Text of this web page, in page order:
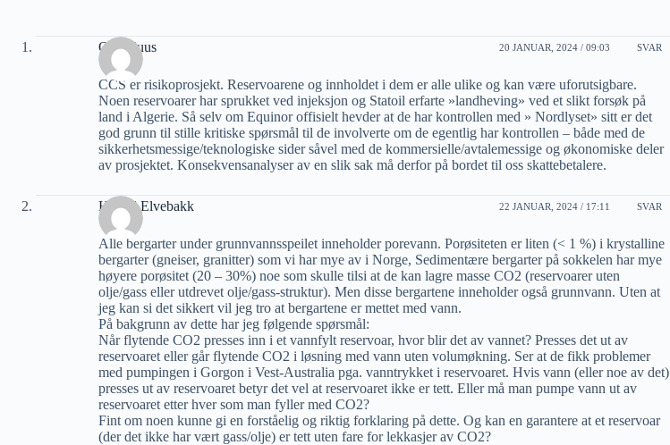
Ove Huus 20 JANUAR, 2024 / 09:03 SVAR
CCS er risikoprosjekt. Reservoarene og innholdet i dem er alle ulike og kan være uforutsigbare.
Noen reservoarer har sprukket ved injeksjon og Statoil erfarte »landheving» ved et slikt forsøk på
land i Algerie. Så selv om Equinor offisielt hevder at de har kontrollen med » Nordlyset» sitt er det
god grunn til stille kritiske spørsmål til de involverte om de egentlig har kontrollen – både med de
sikkerhetsmessige/teknologiske sider såvel med de kommersielle/avtalemessige og økonomiske deler
av prosjektet. Konsekvensanalyser av en slik sak må derfor på bordet til oss skattebetalere.
Harald Elvebakk 22 JANUAR, 2024 / 17:11 SVAR
Alle bergarter under grunnvannsspeilet inneholder porevann. Porøsiteten er liten (< 1 %) i krystalline
bergarter (gneiser, granitter) som vi har mye av i Norge, Sedimentære bergarter på sokkelen har mye
høyere porøsitet (20 – 30%) noe som skulle tilsi at de kan lagre masse CO2 (reservoarer uten
olje/gass eller utdrevet olje/gass-struktur). Men disse bergartene inneholder også grunnvann. Uten at
jeg kan si det sikkert vil jeg tro at bergartene er mettet med vann.
På bakgrunn av dette har jeg følgende spørsmål:
Når flytende CO2 presses inn i et vannfylt reservoar, hvor blir det av vannet? Presses det ut av
reservoaret eller går flytende CO2 i løsning med vann uten volumøkning. Ser at de fikk problemer
med pumpingen i Gorgon i Vest-Australia pga. vanntrykket i reservoaret. Hvis vann (eller noe av det)
presses ut av reservoaret betyr det vel at reservoaret ikke er tett. Eller må man pumpe vann ut av
reservoaret etter hver som man fyller med CO2?
Fint om noen kunne gi en forståelig og riktig forklaring på dette. Og kan en garantere at et reservoar
(der det ikke har vært gass/olje) er tett uten fare for lekkasjer av CO2?